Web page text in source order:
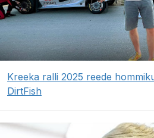
Kreeka ralli 2025 reede
DirtFish